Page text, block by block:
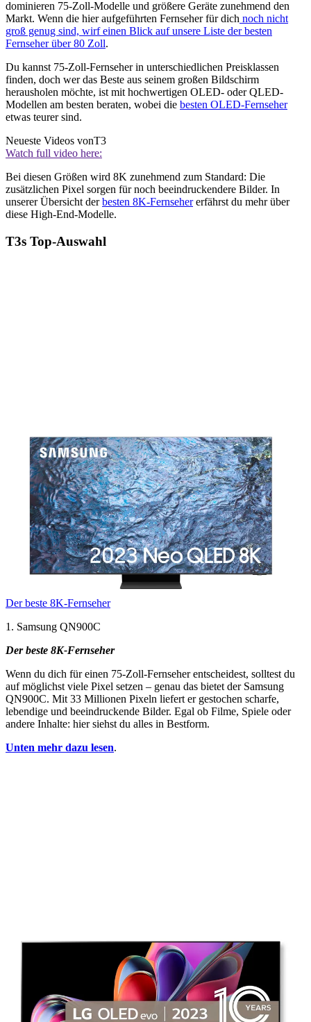
dominieren 75-Zoll-Modelle und größere Geräte zunehmend den
Markt. Wenn die hier aufgeführten Fernseher für dich noch nicht
groß genug sind, wirf einen Blick auf unsere Liste der besten
Fernseher über 80 Zoll.
Du kannst 75-Zoll-Fernseher in unterschiedlichen Preisklassen
finden, doch wer das Beste aus seinem großen Bildschirm
herausholen möchte, ist mit hochwertigen OLED- oder QLED-
Modellen am besten beraten, wobei die besten OLED-Fernseher
etwas teurer sind.
Neueste Videos vonT3
Watch full video here:
Bei diesen Größen wird 8K zunehmend zum Standard: Die
zusätzlichen Pixel sorgen für noch beeindruckendere Bilder. In
unserer Übersicht derbesten 8K-Fernsehererfährst du mehr über
diese High-End-Modelle.
T3s Top-Auswahl
Der beste 8K-Fernseher
1. Samsung QN900C
Der beste 8K-Fernseher
Wenn du dich für einen 75-Zoll-Fernseher entscheidest, solltest du
auf möglichst viele Pixel setzen – genau das bietet der Samsung
QN900C. Mit 33 Millionen Pixeln liefert er gestochen scharfe,
lebendige und beeindruckende Bilder. Egal ob Filme, Spiele oder
andere Inhalte: hier siehst du alles in Bestform.
Unten mehr dazu lesen.